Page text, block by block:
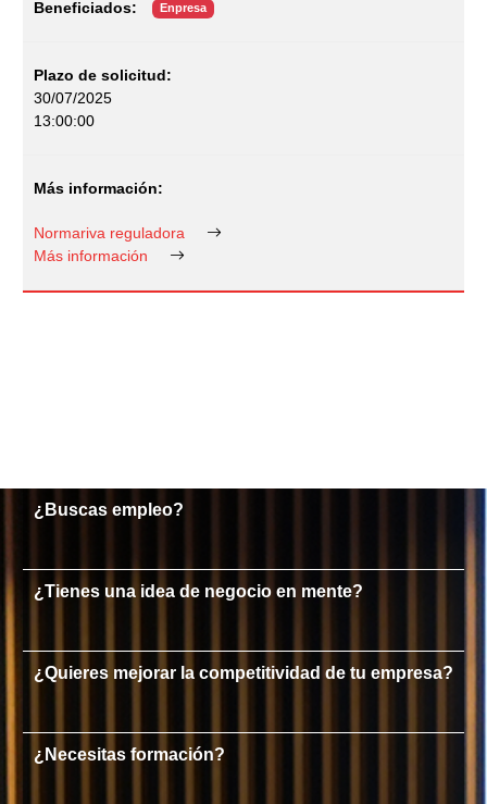
Enpresa
30/07/2025
13:00:00
Normariva reguladora
Más información
¿Buscas empleo?
¿Tienes una idea de negocio en mente?
¿Quieres mejorar la competitividad de tu empresa?
¿Necesitas formación?